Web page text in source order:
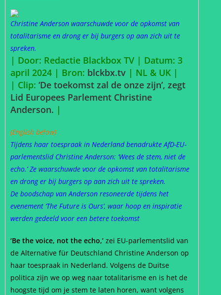
Christine Anderson waarschuwde voor de opkomst van
totalitarisme en drong er bij burgers op aan zich uit te
spreken.
| Door: Redactie Blackbox TV | Datum: 3
april 2024 | Bron: blckbx.tv | NL & UK |
| Clip: ‘De toekomst zal de onze zijn’, zegt
Lid Europees Parlement Christine
Anderson. |
(English below)
Tijdens haar toespraak in Nederland benadrukte AfD-EU-
parlementslid Christine Anderson: ‘Wees de stem, niet de
echo.’ Ze waarschuwde voor de opkomst van totalitarisme
en drong er bij burgers op aan zich uit te spreken.
De boodschap van Anderson resoneerde tijdens het
evenement ‘The Future is Ours’, waar hoop en inspiratie
werden gedeeld voor een betere toekomst
‘Be the voice, not the echo,’ zei EU-parlementslid van
de Alternative für Deutschland Christine Anderson op
haar toespraak in Nederland. Volgens de Duitse
politica zijn we op weg naar totalitarisme en is het de
hoogste tijd om je stem te laten horen, want volgens